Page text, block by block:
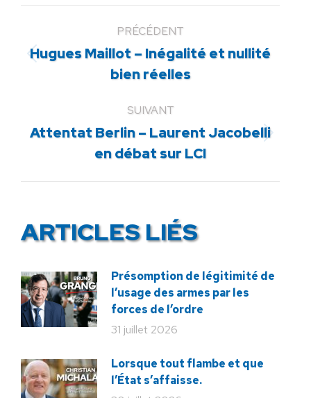
PRÉCÉDENT
Article
précédent
Hugues Maillot – Inégalité et nullité
bien réelles
SUIVANT
Article
suivant
Attentat Berlin – Laurent Jacobelli
en débat sur LCI
ARTICLES LIÉS
Présomption de légitimité de
l’usage des armes par les
forces de l’ordre
31 juillet 2026
Lorsque tout flambe et que
l’État s’affaisse.